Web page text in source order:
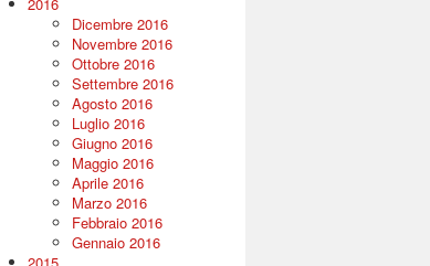
Dicembre 2016
Novembre 2016
Ottobre 2016
Settembre 2016
Agosto 2016
Luglio 2016
Giugno 2016
Maggio 2016
Aprile 2016
Marzo 2016
Febbraio 2016
Gennaio 2016